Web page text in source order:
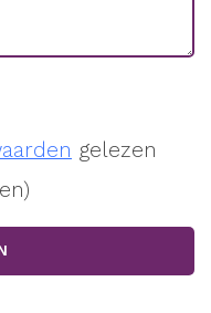
gelezen